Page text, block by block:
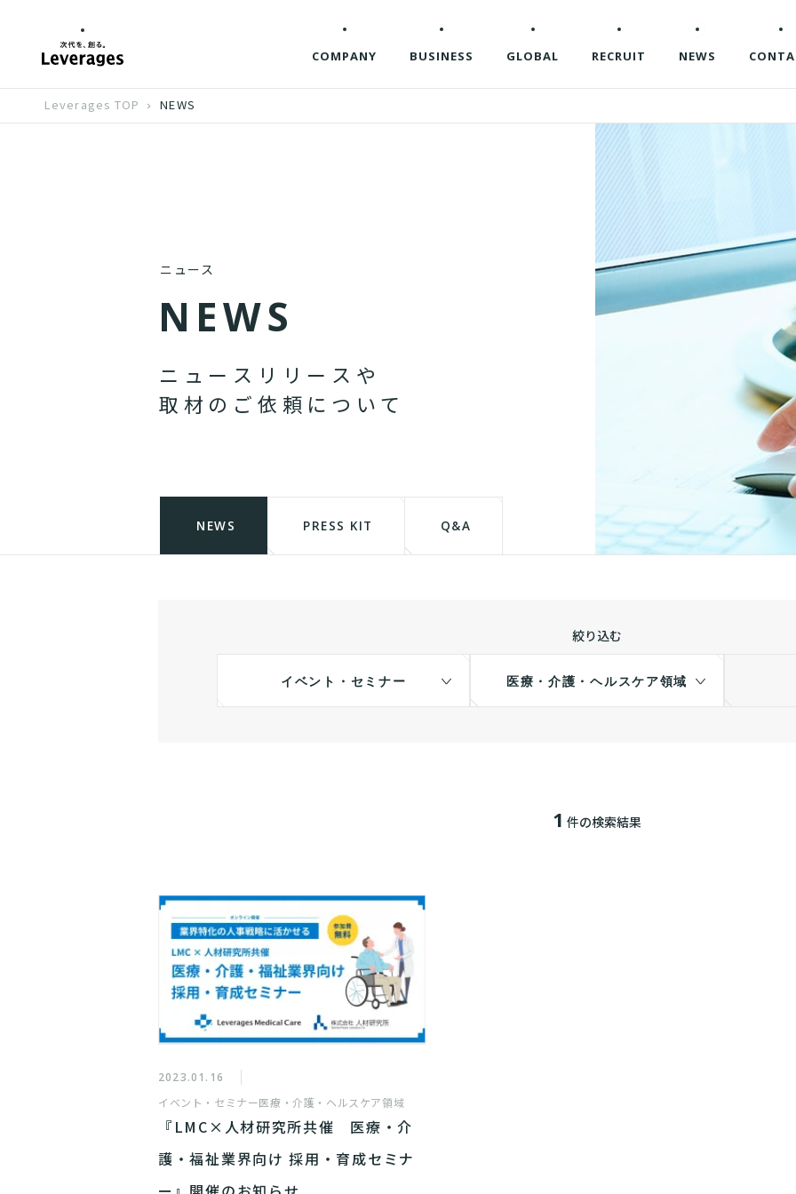
COMPANY BUSINESS GLOBAL RECRUIT NEWS
Leverages TOP NEWS
ニュース
N EWS
ニ ュ ー ス リ リ ー ス や
取 材 の ご 依 頼 に つ い て
NEWS PRESS KIT Q&A
絞り込む
イベント・セミナー 医療・介護・ヘルスケア領域
1 件の検索結果
2023.01.16
イベント・セミナー医療・介護・ヘルスケア領域
『LMC×人材研究所共催 医療・介
護・福祉業界向け 採用・育成セミナ